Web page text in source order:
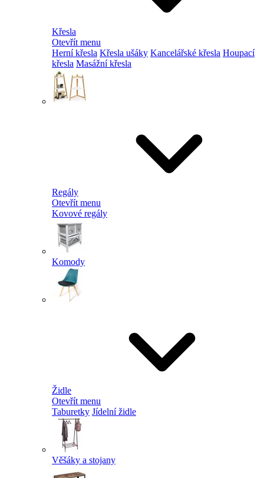
Křesla
Otevřít menu
Herní křesla Křesla ušáky Kancelářské křesla Houpací
křesla Masážní křesla
Regály
Otevřít menu
Kovové regály
Komody
Židle
Otevřít menu
Taburetky Jídelní židle
Věšáky a stojany